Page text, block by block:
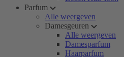
Parfum
Alle weergeven
Damesgeuren
Alle weergeven
Damesparfum
Haarparfum